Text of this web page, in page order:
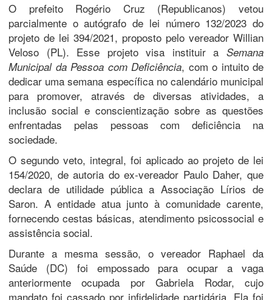
O prefeito Rogério Cruz (Republicanos) vetou
parcialmente o autógrafo de lei número 132/2023 do
projeto de lei 394/2021, proposto pelo vereador Willian
Veloso (PL). Esse projeto visa instituir a Semana
Municipal da Pessoa com Deficiência, com o intuito de
dedicar uma semana específica no calendário municipal
para promover, através de diversas atividades, a
inclusão social e conscientização sobre as questões
enfrentadas pelas pessoas com deficiência na
sociedade.
O segundo veto, integral, foi aplicado ao projeto de lei
154/2020, de autoria do ex-vereador Paulo Daher, que
declara de utilidade pública a Associação Lírios de
Saron. A entidade atua junto à comunidade carente,
fornecendo cestas básicas, atendimento psicossocial e
assistência social.
Durante a mesma sessão, o vereador Raphael da
Saúde (DC) foi empossado para ocupar a vaga
anteriormente ocupada por Gabriela Rodar, cujo
mandato foi cassado por infidelidade partidária. Ela foi